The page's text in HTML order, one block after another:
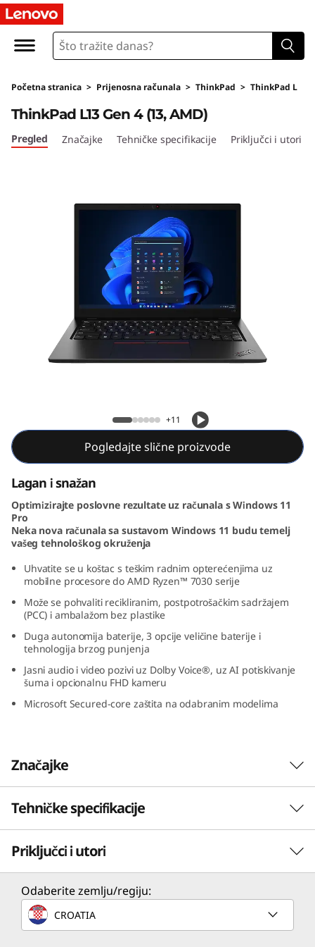
T
h
n
k
4
1
3
Početna stranica > Prijenosna računala > ThinkPad > ThinkPad L
ThinkPad L13 Gen 4 (13, AMD)
ThinkPad L13 Gen 4 (13, AMD)
Pregled Značajke Tehničke specifikacije Priključci i utori
+11
Pogledajte slične proizvode
Lagan i snažan
Optimizirajte poslovne rezultate uz računala s Windows 11
Pro
Neka nova računala sa sustavom Windows 11 budu temelj
vašeg tehnološkog okruženja
Uhvatite se u koštac s teškim radnim opterećenjima uz
mobilne procesore do AMD Ryzen™ 7030 serije
Može se pohvaliti recikliranim, postpotrošačkim sadržajem
(PCC) i ambalažom bez plastike
Duga autonomija baterije, 3 opcije veličine baterije i
tehnologija brzog punjenja
Jasni audio i video pozivi uz Dolby Voice®, uz AI potiskivanje
šuma i opcionalnu FHD kameru
Microsoft Secured-core zaštita na odabranim modelima
Značajke
Moćne performanse
Prijenosnik Lenovo ThinkPad L13 Gen 4
stvoren je za produktivnost i performanse
kada su važni. Uz pobjedničko partnerstvo
operativnog sustava do Windows 11 Pro i
mobilnih procesora AMD Ryzen™ serije 7030,
ovaj uređaj može brzo proći velika radna
Tehničke specifikacije
PERFORMANSE
Procesor
Do AMD Ryzen™ PRO 7000 serije
Priključci i utori
Odaberite zemlju/regiju:
CROATIA